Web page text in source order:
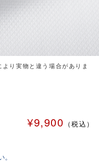
り実物と違う場合がありま
¥9,900 （税込）